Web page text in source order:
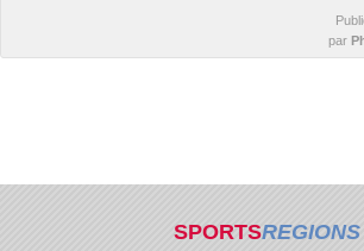
par
SPORTSREGIONS